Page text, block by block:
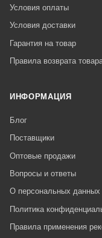
Условия оплаты
Условия доставки
Гарантия на товар
Правила возврата
ИНФОРМАЦИЯ
Блог
Поставщики
Оптовые продажи
Вопросы и ответы
О персональных данных
Политика
Правила применения